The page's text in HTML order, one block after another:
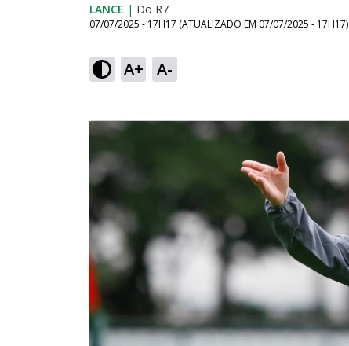
LANCE | Do R7
07/07/2025 - 17H17 (ATUALIZADO EM 07/07/2025 - 17H17)
A+ A-